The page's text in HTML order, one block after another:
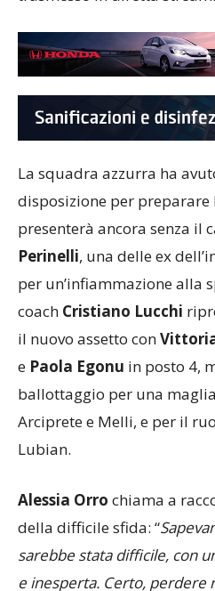
trasmesso in diretta
La squadra azzurra ha
disposizione per preparare
presenterà ancora senza il
Perinelli, una delle ex
per un’infiammazione alla
coachCristiano Lucchi
il nuovo assetto con
ePaola Egonuin posto 4,
ballottaggio per una maglia
Lubian.
Alessia Orrochiama a
della difficile sfida: “